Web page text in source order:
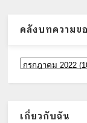
คลังบทความข
เกี่ยวกับฉัน